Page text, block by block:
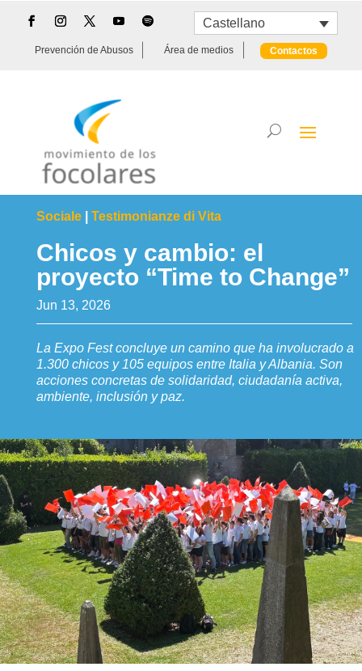
Castellano
Prevención de Abusos Área de medios Contactos
Sociale| Testimonianze di Vita
Chicos y cambio: el
proyecto “Time to Change”
Jun 13, 2026
La Expo Fest concluye un camino que ha involucrado a
1.300 chicos y 105 equipos entre Italia y Albania. Son
acciones concretas de solidaridad, ciudadanía activa,
ambiente, inclusión y paz.